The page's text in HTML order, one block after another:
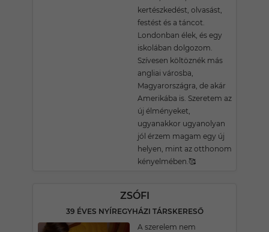
kertészkedést, olvasást,
festést és a táncot.
Londonban élek, és egy
iskolában dolgozom.
Szívesen költöznék más
angliai városba,
Magyarországra, de akár
Amerikába is. Szeretem az
új élményeket,
ugyanakkor ugyanolyan
jól érzem magam egy új
helyen, mint az otthonom
kényelmében.🥰
ZSÓFI
39 ÉVES NYÍREGYHÁZI TÁRSKERESŐ
A szerelem nem